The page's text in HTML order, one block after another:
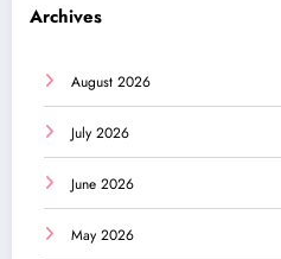
Archives
August 2026
July 2026
June 2026
May 2026